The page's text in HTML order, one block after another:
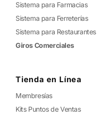
Sistema para Farmacias
Sistema para Ferreterías
Sistema para Restaurantes
Giros Comerciales
Tienda en Línea
Membresías
Kits Puntos de Ventas